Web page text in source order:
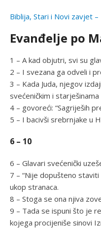
Biblija, Stari i Novi zavjet –
Evanđelje po
1 – A kad objutri, svi su
2 – I svezana ga odveli i
3 – Kada Juda, njegov
svećeničkim i starješinama
4 – govoreći: “Sagriješih
5 – I bacivši srebrnjake u
6 – 10
6 – Glavari svećenički
7 – “Nije dopušteno
ukop stranaca.
8 – Stoga se ona njiva
9 – Tada se ispuni što je
kojega procijeniše sinovi